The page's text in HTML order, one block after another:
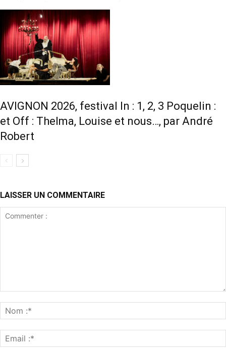
AVIGNON 2026, festival In : 1, 2, 3 Poquelin :
et Off : Thelma, Louise et nous…, par André
Robert
LAISSER UN COMMENTAIRE